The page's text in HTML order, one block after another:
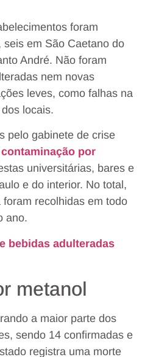
foram
em São Caetano do
André. Não foram
nem novas
leves, como falhas na
locais.
pelo gabinete de crise
contaminação por
universitárias, bares e
e do interior. No total,
recolhidas em todo
ano.
bebidas adulteradas
metanol
a maior parte dos
sendo 14 confirmadas e
registra uma morte